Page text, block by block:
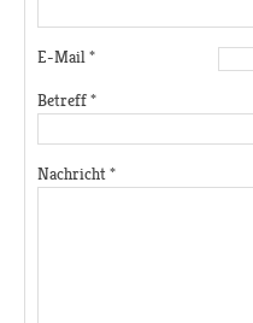
E-Mail*
Betreff*
Nachricht*